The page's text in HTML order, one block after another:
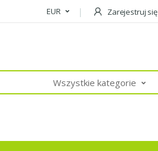
EUR Zarejestruj się
Wszystkie kategorie